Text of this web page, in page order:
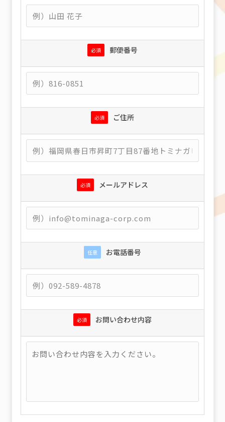
必須 郵便番号
必須 ご住所
必須 メールアドレス
任意 お電話番号
必須 お問い合わせ内容